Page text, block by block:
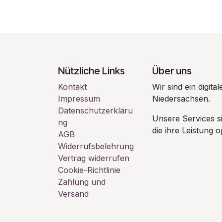
Nützliche Links
Kontakt
Impressum
Datenschutzerkläru
ng
AGB
Widerrufsbelehrung
Vertrag widerrufen
Cookie-Richtlinie
Zahlung und
Versand
Über uns
Wir sind ein
Niedersachsen.
Unsere Services
die ihre Leistung